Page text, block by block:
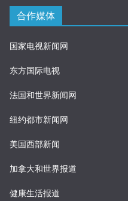
合作媒体
国家电视新闻网
东方国际电视
法国和世界新闻网
纽约都市新闻网
美国西部新闻
加拿大和世界报道
健康生活报道